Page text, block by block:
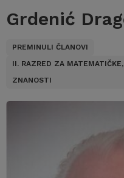
Grdenić
PREMINULI ČLANOVI
II. RAZRED ZA
ZNANOSTI